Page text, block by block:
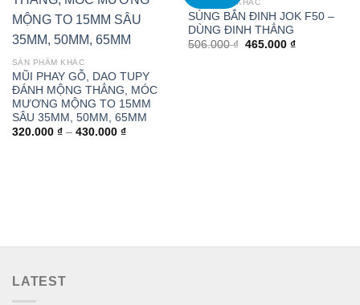
SẢN PHẨM KHÁC
MŨI PHAY GỖ, DAO TUPY
ĐÁNH MỘNG THẲNG, MÓC
MƯƠNG MỘNG TO 15MM
SÂU 35MM, 50MM, 65MM
320.000 ₫ – 430.000 ₫Khoảng
SẢN PHẨM KHÁC
SÚNG BẮN ĐINH JOK F50 –
DÙNG ĐINH THẲNG
506.000₫ Giá
465.000 ₫Giá
LATEST